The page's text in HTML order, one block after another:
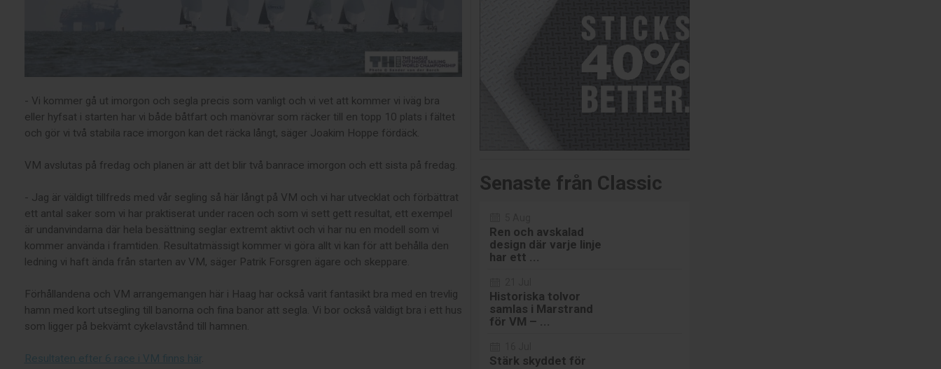
- Vi kommer gå ut imorgon och segla precis som vanligt och vi vet att kommer vi iväg bra
eller hyfsat i starten har vi både båtfart och manövrar som räcker till en topp 10 plats i fältet
och gör vi två stabila race imorgon kan det räcka långt, säger Joakim Hoppe fördäck.
VM avslutas på fredag och planen är att det blir två banrace imorgon och ett sista på fredag.
- Jag är väldigt tillfreds med vår segling så här långt på VM och vi har utvecklat och förbättrat
ett antal saker som vi har praktiserat under racen och som vi sett gett resultat, ett exempel
är undanvindarna där hela besättning seglar extremt aktivt och vi har nu en modell som vi
kommer använda i framtiden. Resultatmässigt kommer vi göra allt vi kan för att behålla den
ledning vi haft ända från starten av VM, säger Patrik Forsgren ägare och skeppare.
Förhållandena och VM arrangemangen här i Haag har också varit fantasikt bra med en trevlig
hamn med kort utsegling till banorna och fina banor att segla. Vi bor också väldigt bra i ett hus
som ligger på bekvämt cykelavstånd till hamnen.
Resultaten efter 6 race i VM finns här.
Senaste från Classic
Ren och avskalad
design där varje linje
har ett ...
Historiska tolvor
samlas i Marstrand
för VM – ...
Stärk skyddet för